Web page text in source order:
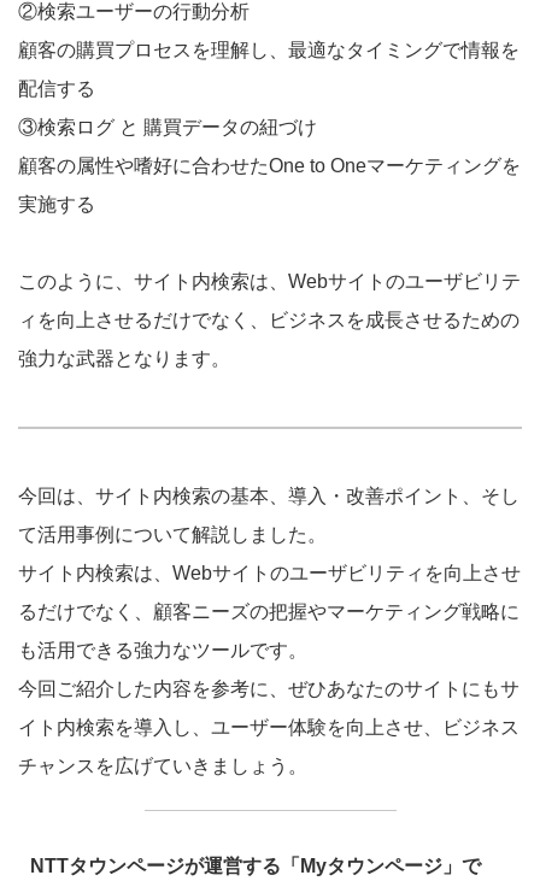
②検索ユーザーの行動分析
顧客の購買プロセスを理解し、最適なタイミングで情報を
配信する
③検索ログ と 購買データの紐づけ
顧客の属性や嗜好に合わせたOne to Oneマーケティングを
実施する
このように、サイト内検索は、Webサイトのユーザビリテ
ィを向上させるだけでなく、ビジネスを成長させるための
強力な武器となります。
今回は、サイト内検索の基本、導入・改善ポイント、そし
て活用事例について解説しました。
サイト内検索は、Webサイトのユーザビリティを向上させ
るだけでなく、顧客ニーズの把握やマーケティング戦略に
も活用できる強力なツールです。
今回ご紹介した内容を参考に、ぜひあなたのサイトにもサ
イト内検索を導入し、ユーザー体験を向上させ、ビジネス
チャンスを広げていきましょう。
NTTタウンページが運営する「Myタウンページ」で